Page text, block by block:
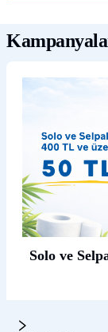
Solo ve